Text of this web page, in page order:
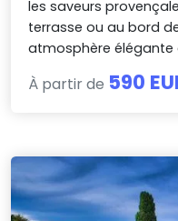
les saveurs
terrasse ou au bord
atmosphère élégante
À partir de 590